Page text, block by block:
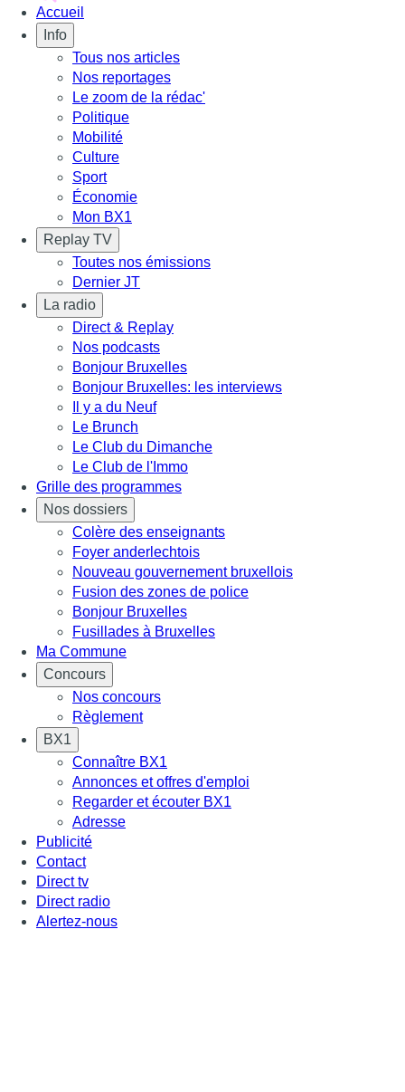
Accueil
Info
Tous nos articles
Nos reportages
Le zoom de la rédac'
Politique
Mobilité
Culture
Sport
Économie
Mon BX1
Replay TV
Toutes nos émissions
Dernier JT
La radio
Direct & Replay
Nos podcasts
Bonjour Bruxelles
Bonjour Bruxelles: les interviews
Il y a du Neuf
Le Brunch
Le Club du Dimanche
Le Club de l'Immo
Grille des programmes
Nos dossiers
Colère des enseignants
Foyer anderlechtois
Nouveau gouvernement bruxellois
Fusion des zones de police
Bonjour Bruxelles
Fusillades à Bruxelles
Ma Commune
Concours
Nos concours
Règlement
BX1
Connaître BX1
Annonces et offres d'emploi
Regarder et écouter BX1
Adresse
Publicité
Contact
Direct tv
Direct radio
Alertez-nous